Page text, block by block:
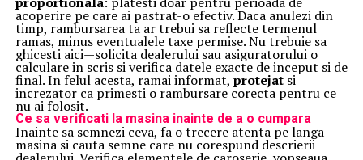
acoperire pe care ai pastrat-o efectiv. Daca anulezi din
timp, rambursarea ta ar trebui sa reflecte termenul
ramas, minus eventualele taxe permise. Nu trebuie sa
ghicesti aici—solicita dealerului sau asiguratorului o
calculare in scris si verifica datele exacte de inceput si de
final. In felul acesta, ramai informat, protejatsi
increzator ca primesti o rambursare corecta pentru ce
nu ai folosit.
Ce sa verificati la masina inainte de a o cumpara
Inainte sa semnezi ceva, fa o trecere atenta pe langa
masina si cauta semne care nu corespund descrierii